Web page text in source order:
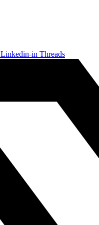
Linkedin-in Threads